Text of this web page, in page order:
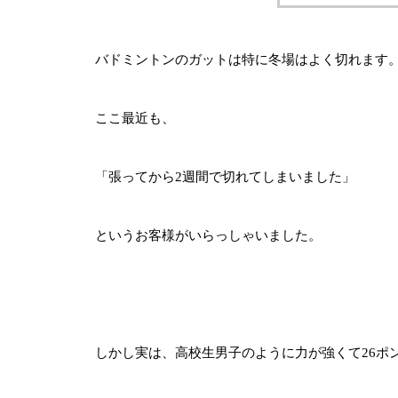
バドミントンのガットは特に冬場はよく切れます。
ここ最近も、
「張ってから2週間で切れてしまいました」
というお客様がいらっしゃいました。
しかし実は、高校生男子のように力が強くて26ポ